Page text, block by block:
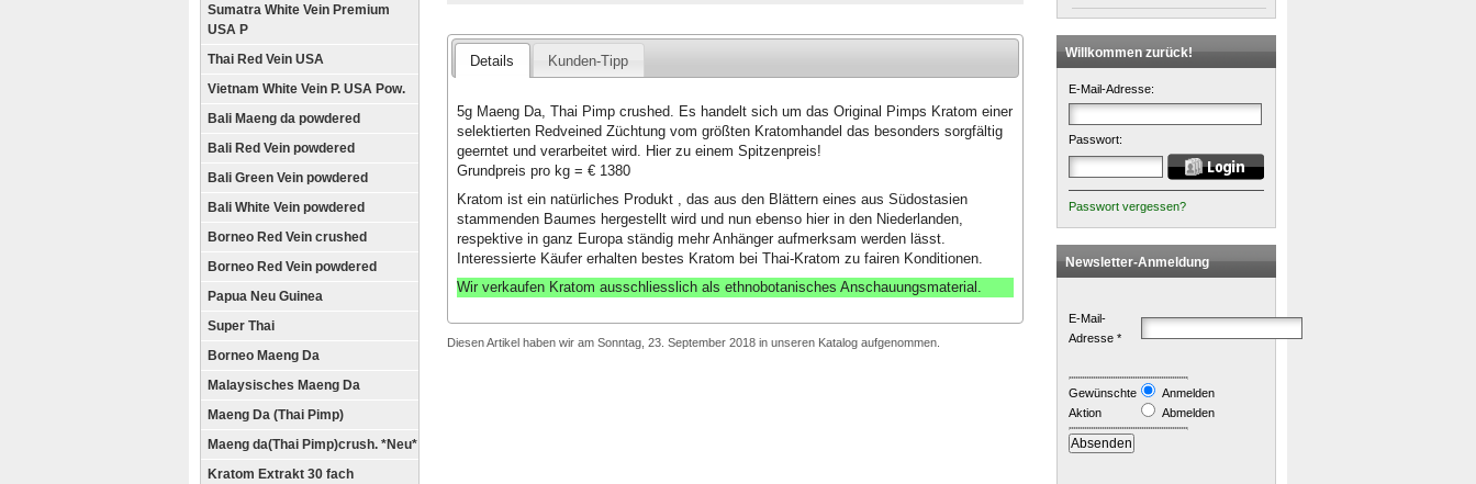
Sumatra White Vein Premium
USA P
Thai Red Vein USA
Vietnam White Vein P. USA Pow.
Bali Maeng da powdered
Bali Red Vein powdered
Bali Green Vein powdered
Bali White Vein powdered
Borneo Red Vein crushed
Borneo Red Vein powdered
Papua Neu Guinea
Super Thai
Borneo Maeng Da
Malaysisches Maeng Da
Maeng Da (Thai Pimp)
Maeng da(Thai Pimp)crush. *Neu*
Kratom Extrakt 30 fach
Details Kunden-Tipp
5g Maeng Da, Thai Pimp crushed. Es handelt sich um das Original Pimps Kratom einer
selektierten Redveined Züchtung vom größten Kratomhandel das besonders sorgfältig
geerntet und verarbeitet wird. Hier zu einem Spitzenpreis!
Grundpreis pro kg = € 1380
Kratom ist ein natürliches Produkt , das aus den Blättern eines aus Südostasien
stammenden Baumes hergestellt wird und nun ebenso hier in den Niederlanden,
respektive in ganz Europa ständig mehr Anhänger aufmerksam werden lässt.
Interessierte Käufer erhalten bestes Kratom bei Thai-Kratom zu fairen Konditionen.
Wir verkaufen Kratom ausschliesslich als ethnobotanisches Anschauungsmaterial.
Diesen Artikel haben wir am Sonntag, 23. September 2018 in unseren Katalog aufgenommen.
Willkommen zurück!
E-Mail-Adresse:
Passwort:
Passwort vergessen?
Newsletter-Anmeldung
E-Mail-
Adresse *
Gewünschte
Aktion
Anmelden
Abmelden